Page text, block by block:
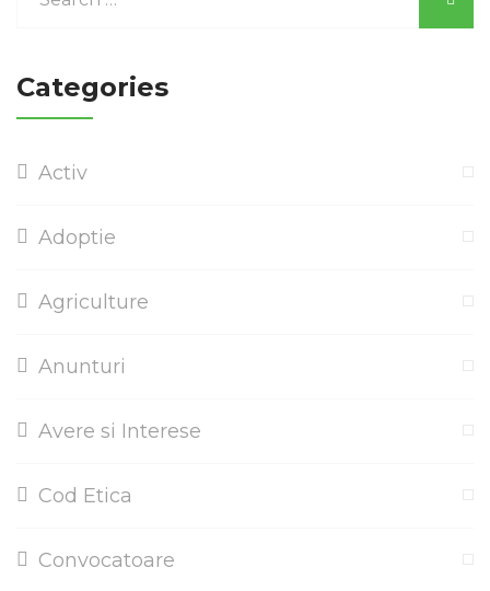
Categories
Activ
Adoptie
Agriculture
Anunturi
Avere si Interese
Cod Etica
Convocatoare